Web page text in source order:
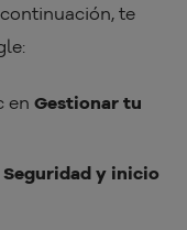
continuación, te
en Gestionar tu
Seguridad y inicio